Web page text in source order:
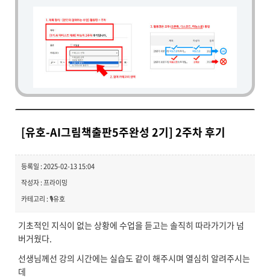
[유호-AI그림책출판5주완성 2기] 2주차 후기
등록일 : 2025-02-13 15:04
작성자 : 프라이밍
카테고리 : 🎙️유호
기초적인 지식이 없는 상황에 수업을 듣고는 솔직히 따라가기가 넘
버거웠다.
선생님께선 강의 시간에는 실습도 같이 해주시며 열심히 알려주시는
데